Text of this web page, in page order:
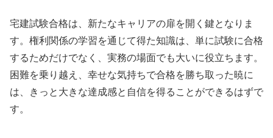
宅建試験合格は、新たなキャリアの扉を開く鍵となりま
す。権利関係の学習を通じて得た知識は、単に試験に合格
するためだけでなく、実務の場面でも大いに役立ちます。
困難を乗り越え、幸せな気持ちで合格を勝ち取った暁に
は、きっと大きな達成感と自信を得ることができるはずで
す。